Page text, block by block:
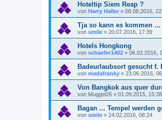
Hoteltip Siem Reap ?
von Harry Haller » 08.08.2016,
Tja so kann es kommen ...
von smile » 20.07.2016, 17:39
Hotels Hongkong
von schaefer1402 » 06.02.2016,
Badeurlaubsort gesucht f.
von madafranky » 23.06.2016,
Von Bangkok aus quer
von Muggel26 » 01.09.2015, 15:38
Bagan ... Tempel werden
von smile » 24.02.2016, 08:24